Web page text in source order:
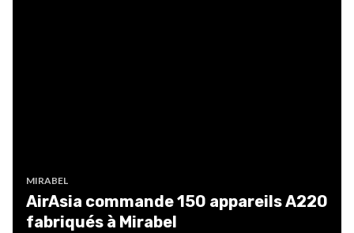
MIRABEL
AirAsia commande 150 appareils A220
fabriqués à Mirabel